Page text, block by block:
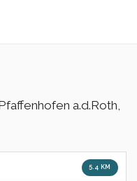
a.d.Roth,
5.4 KM